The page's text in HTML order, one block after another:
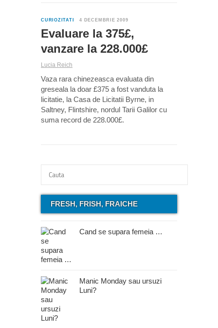
CURIOZITATI 4 DECEMBRIE 2009
Evaluare la 375£,
vanzare la 228.000£
Lucia Reich
Vaza rara chinezeasca evaluata din
greseala la doar £375 a fost vanduta la
licitatie, la Casa de Licitatii Byrne, in
Saltney, Flintshire, nordul Tarii Galilor cu
suma record de 228.000£.
FRESH, FRISH, FRAICHE
Cand se supara femeia …
Manic Monday sau ursuzi
Luni?